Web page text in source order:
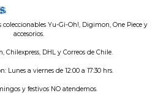
coleccionables Yu-Gi-Oh!, Digimon, One Piece y
accesorios.
Chilexpress, DHL y Correos de Chile.
Lunes a viernes de 12:00 a 17:30 hrs.
y festivos NO atendemos.